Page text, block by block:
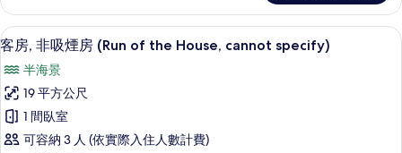
有
相
片
double
Room
的
情
顯
示
客
房,
非
書桌、遮光布/窗簾、免費無線上網、
3
客房, 非吸煙房 (Run of the House, cannot specify)
半海景
19 平方公尺
1 間臥室
可容納 3 人 (依實際入住人數計費)